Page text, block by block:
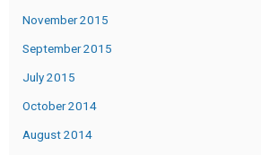
November 2015
September 2015
July 2015
October 2014
August 2014